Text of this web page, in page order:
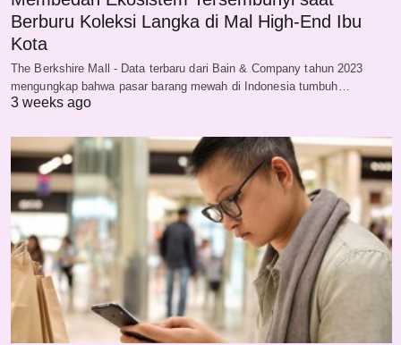
Berburu Koleksi Langka di Mal High-End Ibu
Kota
The Berkshire Mall - Data terbaru dari Bain & Company tahun 2023
mengungkap bahwa pasar barang mewah di Indonesia tumbuh…
3 weeks ago